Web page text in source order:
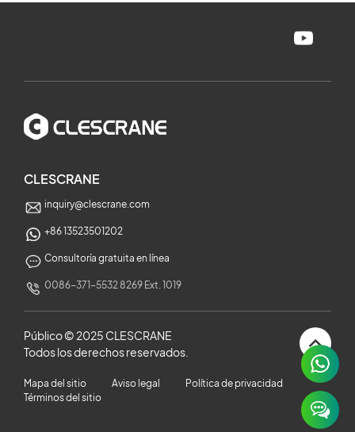
CLESCRANE
inquiry@clescrane.com
+86 13523501202
Consultoría gratuita en línea
0086-371-5532 8269 Ext. 1019
Público © 2025 CLESCRANE
Todos los derechos reservados.
Mapa del sitio Aviso legal
Política de privacidad
Términos del sitio